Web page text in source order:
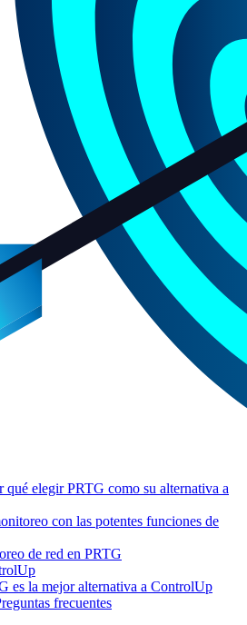
elegir PRTG como su alternativa a
con las potentes funciones de
de red en PRTG
es la mejor alternativa a ControlUp
frecuentes